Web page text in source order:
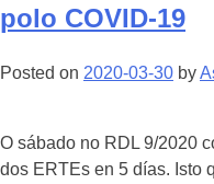
polo COVID-19
Posted on 2020-03-30 by
O sábado no RDL 9/2020
dos ERTEs en 5 días. Isto